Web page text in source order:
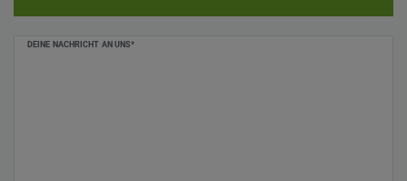
DEINE NACHRICHT AN UNS*
Ceres::Template.mailFormHoneypotLabel